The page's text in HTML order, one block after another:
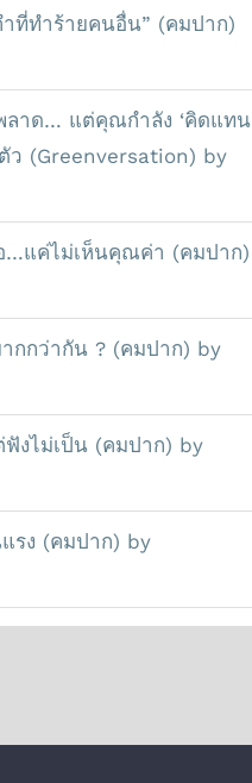
ำที่ทำร้ายคนอื่น” (คมปาก)
ลาด… แต่คุณกำลัง ‘คิดแทน
ว (Greenversation) by
…แค่ไม่เห็นคุณค่า (คมปาก)
กกว่ากัน ? (คมปาก) by
งไม่เป็น (คมปาก) by
รง (คมปาก) by